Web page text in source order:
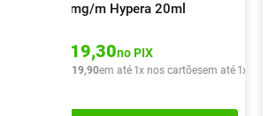
0,30mg/m Hypera 20ml
19,30no PIX
19,90em até 1x nos cartõesem até 1x de